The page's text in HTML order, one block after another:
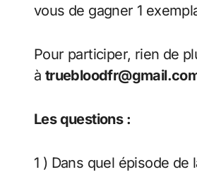
vous de gagner 1
Pour participer, rien de
à
Les questions :
1 ) Dans quel épisode